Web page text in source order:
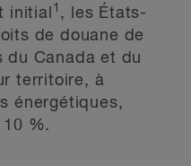
initial 1 , les États-
de douane de
du Canada et du
territoire, à
énergétiques,
%.